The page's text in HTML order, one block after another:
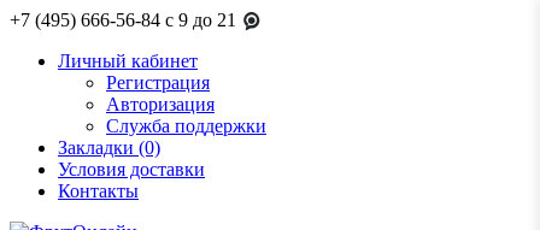
+7 (495) 666-56-84 c 9 до 21
Личный кабинет
Регистрация
Авторизация
Служба поддержки
Закладки (0)
Условия доставки
Контакты